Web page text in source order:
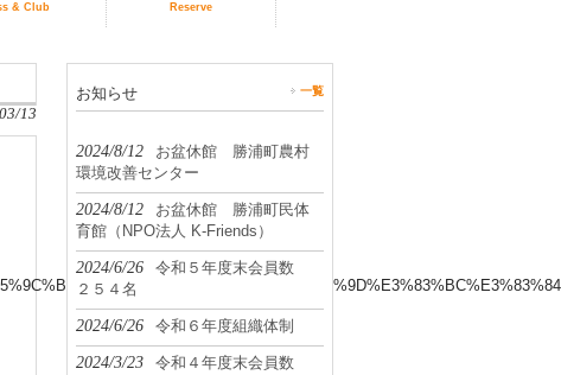
& Club Reserve
13
お知らせ 一覧
2024/8/12
お盆休館 勝浦町農村
環境改善センター
2024/8/12
お盆休館 勝浦町民体
育館（NPO法人 K-Friends）
2024/6/26
令和５年度末会員数
２５４名
2024/6/26 令和６年度組織体制
2024/3/23
令和４年度末会員数